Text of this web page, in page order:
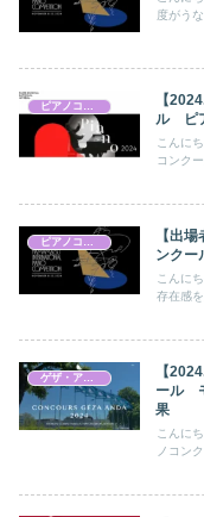
度がう
【
ル ピ
こんに
コンク
【出
ンクー
こんに
存在感
【
ール
果
こんに
ノコン